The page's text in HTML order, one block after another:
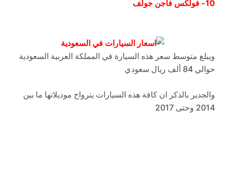
10- فولكس فاجن جولف
ويبلغ متوسط سعر هذه السيارة في المملكة العربية السعودية
حوالي 84 ألف ريال سعودي
والجدير بالذكر ان كافة هذه السيارات يترواح موديلاتها ما بين
2014 وحتى 2017